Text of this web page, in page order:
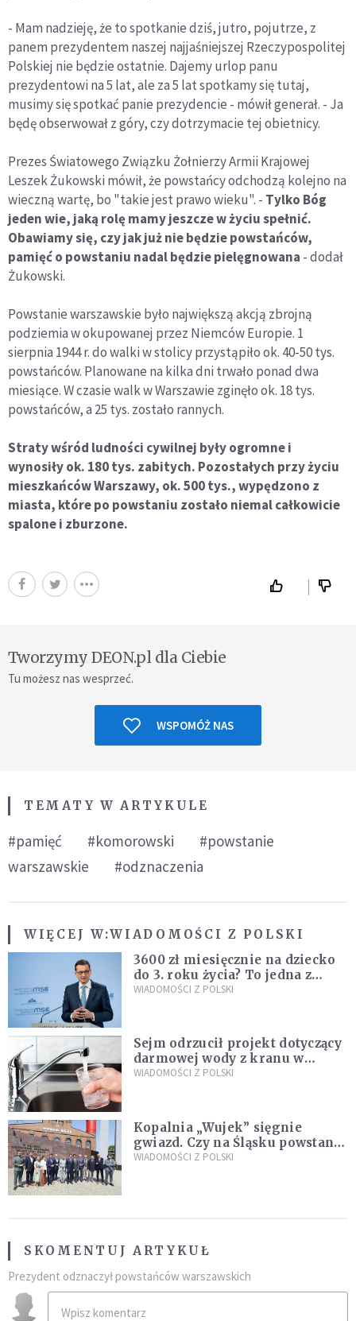
- Mam nadzieję, że to spotkanie dziś, jutro, pojutrze, z
panem prezydentem naszej najjaśniejszej Rzeczypospolitej
Polskiej nie będzie ostatnie. Dajemy urlop panu
prezydentowi na 5 lat, ale za 5 lat spotkamy się tutaj,
musimy się spotkać panie prezydencie - mówił generał. - Ja
będę obserwował z góry, czy dotrzymacie tej obietnicy.
Prezes Światowego Związku Żołnierzy Armii Krajowej
Leszek Żukowski mówił, że powstańcy odchodzą kolejno na
wieczną wartę, bo "takie jest prawo wieku". - Tylko Bóg
jeden wie, jaką rolę mamy jeszcze w życiu spełnić.
Obawiamy się, czy jak już nie będzie powstańców,
pamięć o powstaniu nadal będzie pielęgnowana - dodał
Żukowski.
Powstanie warszawskie było największą akcją zbrojną
podziemia w okupowanej przez Niemców Europie. 1
sierpnia 1944 r. do walki w stolicy przystąpiło ok. 40-50 tys.
powstańców. Planowane na kilka dni trwało ponad dwa
miesiące. W czasie walk w Warszawie zginęło ok. 18 tys.
powstańców, a 25 tys. zostało rannych.
Straty wśród ludności cywilnej były ogromne i
wynosiły ok. 180 tys. zabitych. Pozostałych przy życiu
mieszkańców Warszawy, ok. 500 tys., wypędzono z
miasta, które po powstaniu zostało niemal całkowicie
spalone i zburzone.
Tworzymy DEON.pl dla Ciebie
Tu możesz nas wesprzeć.
WSPOMÓŻ NAS
TEMATY W ARTYKULE
#pamięć #komorowski
#powstanie
warszawskie
#odznaczenia
WIĘCEJ W:WIADOMOŚCI Z POLSKI
3600 zł miesięcznie na dziecko
do 3. roku życia? To jedna z
propozycji programu "Rozwój
WIADOMOŚCI Z POLSKI
Sejm odrzucił projekt dotyczący
darmowej wody z kranu w
restauracjach
WIADOMOŚCI Z POLSKI
Kopalnia „Wujek” sięgnie
gwiazd. Czy na Śląsku powstanie
„Dolina Krzemowa”?
WIADOMOŚCI Z POLSKI
SKOMENTUJ ARTYKUŁ
Prezydent odznaczył powstańców warszawskich